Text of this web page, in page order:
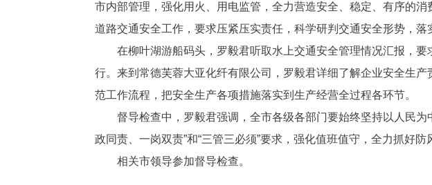
市内部管理，强化用火、用电监管，全力营造安全、稳定、有序的
道路交通安全工作，要求压紧压实责任，科学研判交通安全形势，落
在柳叶湖游船码头，罗毅君听取水上交通安全管理情况汇报，
行。来到常德芙蓉大亚化纤有限公司，罗毅君详细了解企业安全生
范工作流程，把安全生产各项措施落实到生产经营全过程各环节。
督导检查中，罗毅君强调，全市各级各部门要始终坚持以人民
政同责、一岗双责”和“三管三必须”要求，强化值班值守，全力抓好
相关市领导参加督导检查。